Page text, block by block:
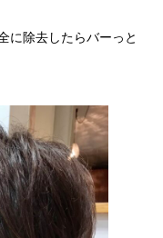
に除去したらバーっと